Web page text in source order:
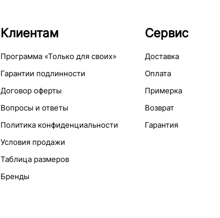
Клиентам
Программа «Только для своих»
Гарантии подлинности
Договор оферты
Вопросы и ответы
Политика конфиденциальности
Условия продажи
Таблица размеров
Бренды
Сервис
Доставка
Оплата
Примерка
Возврат
Гарантия